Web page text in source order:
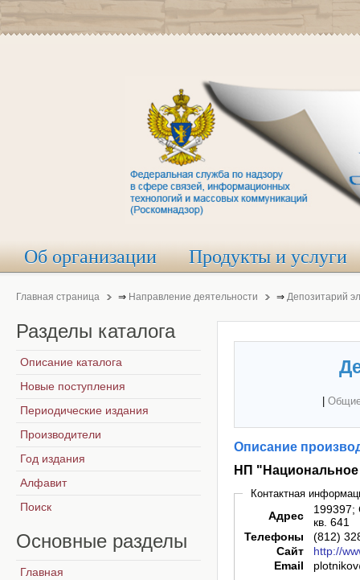
Об организации Продукты и услуги
Главная страница ⇒ Направление деятельности ⇒ Депозитарий
Описание
НП
Контактная
Адрес
199397;
кв. 641
Телефоны
(812)
Сайт
http://
Email
Разделы каталога
Описание каталога
Новые поступления
Периодические издания
Производители
Год издания
Алфавит
Поиск
Основные разделы
Главная